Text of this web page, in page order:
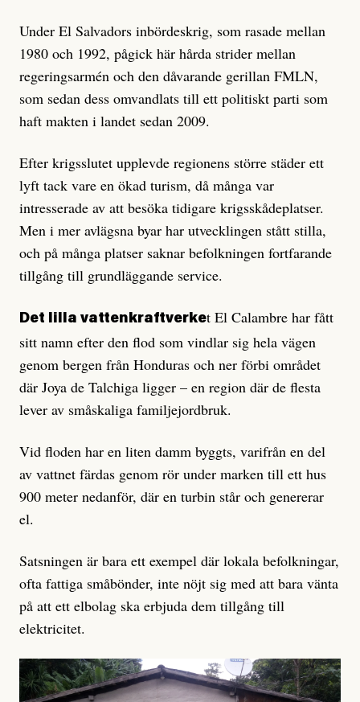
Under El Salvadors inbördeskrig, som rasade mellan
1980 och 1992, pågick här hårda strider mellan
regeringsarmén och den dåvarande gerillan FMLN,
som sedan dess omvandlats till ett politiskt parti som
haft makten i landet sedan 2009.
Efter krigsslutet upplevde regionens större städer ett
lyft tack vare en ökad turism, då många var
intresserade av att besöka tidigare krigsskådeplatser.
Men i mer avlägsna byar har utvecklingen stått stilla,
och på många platser saknar befolkningen fortfarande
tillgång till grundläggande service.
Det lilla vattenkraftverket El Calambre har fått
sitt namn efter den flod som vindlar sig hela vägen
genom bergen från Honduras och ner förbi området
där Joya de Talchiga ligger – en region där de flesta
lever av småskaliga familjejordbruk.
Vid floden har en liten damm byggts, varifrån en del
av vattnet färdas genom rör under marken till ett hus
900 meter nedanför, där en turbin står och genererar
el.
Satsningen är bara ett exempel där lokala befolkningar,
ofta fattiga småbönder, inte nöjt sig med att bara vänta
på att ett elbolag ska erbjuda dem tillgång till
elektricitet.